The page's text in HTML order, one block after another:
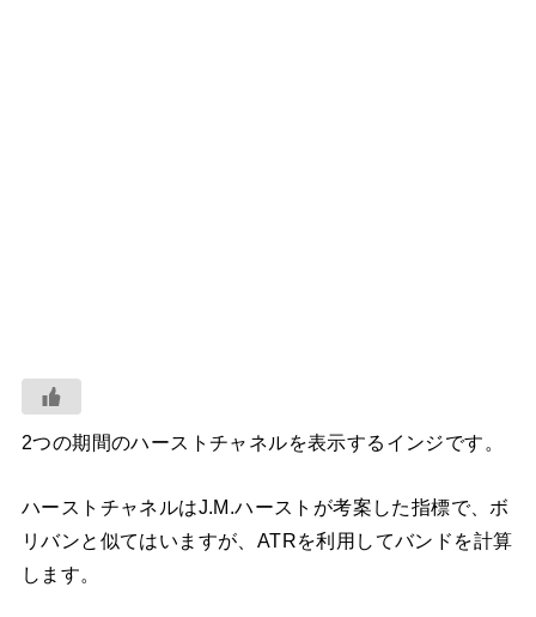
2つの期間のハーストチャネルを表示するインジです。
ハーストチャネルはJ.M.ハーストが考案した指標で、ボ
リバンと似てはいますが、ATRを利用してバンドを計算
します。